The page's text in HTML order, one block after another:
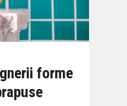
forme